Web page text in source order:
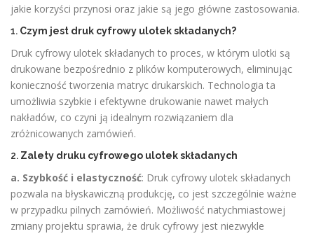
jakie korzyści przynosi oraz jakie są jego główne zastosowania.
1. Czym jest druk cyfrowy ulotek składanych?
Druk cyfrowy ulotek składanych to proces, w którym ulotki są
drukowane bezpośrednio z plików komputerowych, eliminując
konieczność tworzenia matryc drukarskich. Technologia ta
umożliwia szybkie i efektywne drukowanie nawet małych
nakładów, co czyni ją idealnym rozwiązaniem dla
zróżnicowanych zamówień.
2. Zalety druku cyfrowego ulotek składanych
a. Szybkość i elastyczność: Druk cyfrowy ulotek składanych
pozwala na błyskawiczną produkcję, co jest szczególnie ważne
w przypadku pilnych zamówień. Możliwość natychmiastowej
zmiany projektu sprawia, że druk cyfrowy jest niezwykle